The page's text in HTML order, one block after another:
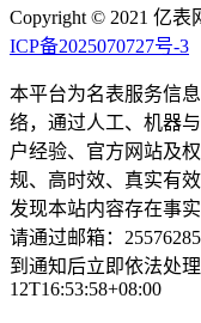
Copyright © 2021 亿表
ICP备2025070727号-3
本平台为名表服务信
络，通过人工、机器
户经验、官方网站及
规、高时效、真实有
发现本站内容存在事
请通过邮箱：
到通知后立即依法处
12T16:53:58+08:00